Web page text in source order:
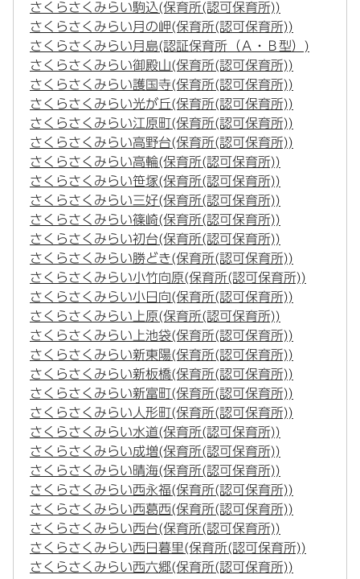
さくらさくみらい駒込(保育所(認可保育所))
さくらさくみらい月の岬(保育所(認可保育所))
さくらさくみらい月島(認証保育所（Ａ・Ｂ型）)
さくらさくみらい御殿山(保育所(認可保育所))
さくらさくみらい護国寺(保育所(認可保育所))
さくらさくみらい光が丘(保育所(認可保育所))
さくらさくみらい江原町(保育所(認可保育所))
さくらさくみらい高野台(保育所(認可保育所))
さくらさくみらい高輪(保育所(認可保育所))
さくらさくみらい笹塚(保育所(認可保育所))
さくらさくみらい三好(保育所(認可保育所))
さくらさくみらい篠崎(保育所(認可保育所))
さくらさくみらい初台(保育所(認可保育所))
さくらさくみらい勝どき(保育所(認可保育所))
さくらさくみらい小竹向原(保育所(認可保育所))
さくらさくみらい小日向(保育所(認可保育所))
さくらさくみらい上原(保育所(認可保育所))
さくらさくみらい上池袋(保育所(認可保育所))
さくらさくみらい新東陽(保育所(認可保育所))
さくらさくみらい新板橋(保育所(認可保育所))
さくらさくみらい新富町(保育所(認可保育所))
さくらさくみらい人形町(保育所(認可保育所))
さくらさくみらい水道(保育所(認可保育所))
さくらさくみらい成増(保育所(認可保育所))
さくらさくみらい晴海(保育所(認可保育所))
さくらさくみらい西永福(保育所(認可保育所))
さくらさくみらい西葛西(保育所(認可保育所))
さくらさくみらい西台(保育所(認可保育所))
さくらさくみらい西日暮里(保育所(認可保育所))
さくらさくみらい西六郷(保育所(認可保育所))